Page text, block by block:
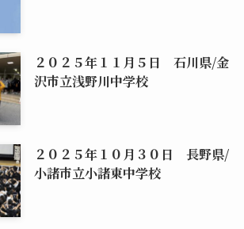
２０２５年１１月５日 石川県/金
沢市立浅野川中学校
２０２５年１０月３０日 長野県/
小諸市立小諸東中学校